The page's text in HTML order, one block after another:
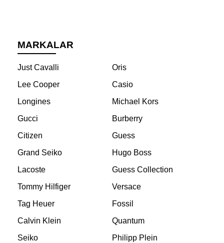
MARKALAR
Just Cavalli
Oris
Lee Cooper
Casio
Longines
Michael Kors
Gucci
Burberry
Citizen
Guess
Grand Seiko
Hugo Boss
Lacoste
Guess Collection
Tommy Hilfiger
Versace
Tag Heuer
Fossil
Calvin Klein
Quantum
Seiko
Philipp Plein